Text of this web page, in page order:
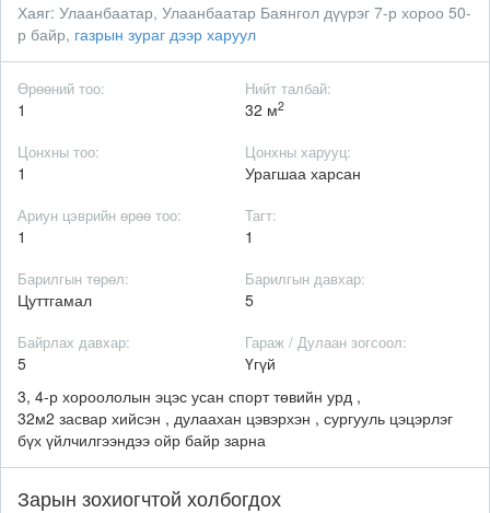
Хаяг: Улаанбаатар, Улаанбаатар Баянгол дүүрэг 7-р хороо 50-
р байр, газрын зураг дээр харуул
Өрөөний тоо:
1
Нийт талбай:
32 м2
Цонхны тоо:
1
Цонхны харууц:
Урагшаа харсан
Ариун цэврийн өрөө тоо:
1
Тагт:
1
Барилгын төрөл:
Цуттгамал
Барилгын давхар:
5
Байрлах давхар:
5
Гараж / Дулаан зогсоол:
Үгүй
3, 4-р хороололын эцэс усан спорт төвийн урд ,
32м2 засвар хийсэн , дулаахан цэвэрхэн , сургууль цэцэрлэг
бүх үйлчилгээндээ ойр байр зарна
Зарын зохиогчтой холбогдох